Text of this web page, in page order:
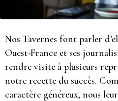
Nos Tavernes font parler
Ouest-France et ses
rendre visite à plusieurs
notre recette du succès.
caractère généreux, nous